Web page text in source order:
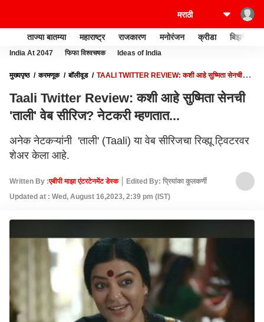
ताज्या बातम्या महाराष्ट्र राजकारण मनोरंजन क्रीडा बिझनेस
India At 2047 फिफा विश्वचषक Ideas of India
मुख्यपृष्ठ करमणूक बॉलीवूड
TAALI TWITTER REVIEW: कशी आहे सुष्मिता सेनची
Taali Twitter Review: कशी आहे सुष्मिता सेनची
'ताली' वेब सीरिज? नेटकरी म्हणतात...
अनेक नेटकऱ्यांनी 'ताली' (Taali) या वेब सीरिजचा रिव्ह्यू ट्विटरवर
शेअर केला आहे.
Written By :एबीपी माझा एंटरटेनमेंट डेस्क
Edited By: प्रियांका कुलकर्णी
Updated at : Wed, August 16,2023, 2:39 pm (IST)